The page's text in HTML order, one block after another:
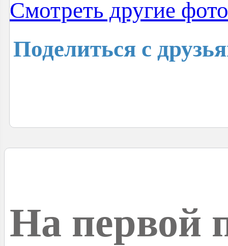
Cмотреть другие
Поделиться с
На первой